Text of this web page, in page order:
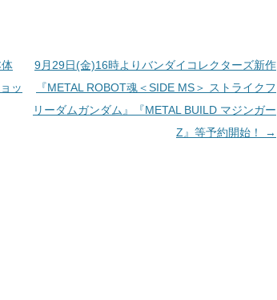
ッ
9月29日(金)16時よりバンダイコレクターズ新作
『METAL ROBOT魂＜SIDE MS＞ ストライクフ
リーダムガンダム』『METAL BUILD マジンガー
Z』等予約開始！
→